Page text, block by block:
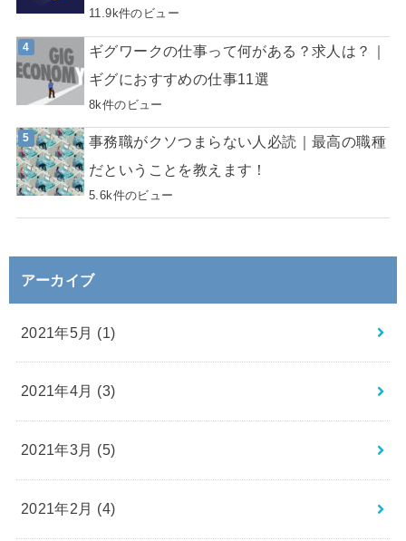
11.9k件のビュー
ギグワークの仕事って何がある？求人は？｜
ギグにおすすめの仕事11選
8k件のビュー
事務職がクソつまらない人必読｜最高の職種
だということを教えます！
5.6k件のビュー
アーカイブ
2021年5月 (1)
2021年4月 (3)
2021年3月 (5)
2021年2月 (4)